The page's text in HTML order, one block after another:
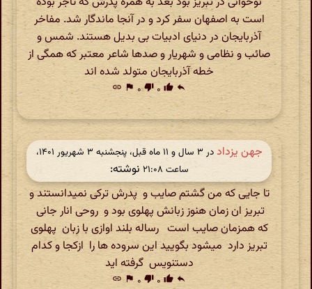
است به اصفهان سفر کرد و در آنجا ماندگار شد. مفاخر
آذربایجان در دنیای ادبیات بی بدیل هستند. شمس و
صائب و نظامی و شهریار و صدها شاعر معتبر که همگی از
خطه آذربایجان متولد شده اند
reply
thumb_up ۰ thumb_down ۰ flag
link
جهن یزداد
در ‫۳ سال و ۱۱ ماه قبل، پنجشنبه ۳ شهریور ۱۴۰۱،
ساعت ۲۱:۰۸
نوشته:
تا جایی که من گشتم صایب و پدرش ترکی نمیدانستند و
تبریز ان زمان هنوز زبانش پهلوی بود و روحی انار جانی
که همزمان صایب است رساله بلند اوازی با زبان پهلوی
تبریز دارد میشود بگویید این سروده ها را ازکجا و کدام
دستنویس گرفته اید
reply
thumb_up ۰ thumb_down ۰ flag
link